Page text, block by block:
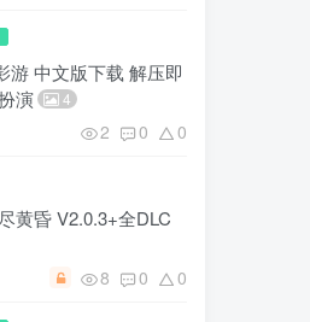
游 中文版下载 解压即
演
4
2 0 0
黄昏 V2.0.3+全DLC
8 0 0